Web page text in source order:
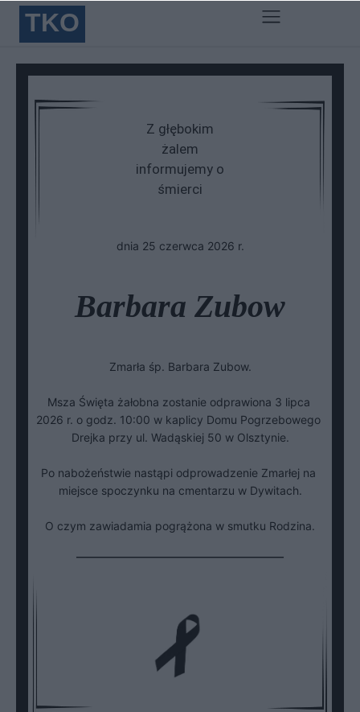
TKO
Z głębokim
żalem
informujemy o
śmierci
dnia 25 czerwca 2026 r.
Barbara Zubow
Zmarła śp. Barbara Zubow.
Msza Święta żałobna zostanie odprawiona 3 lipca
2026 r. o godz. 10:00 w kaplicy Domu Pogrzebowego
Drejka przy ul. Wadąskiej 50 w Olsztynie.
Po nabożeństwie nastąpi odprowadzenie Zmarłej na
miejsce spoczynku na cmentarzu w Dywitach.
O czym zawiadamia pogrążona w smutku Rodzina.